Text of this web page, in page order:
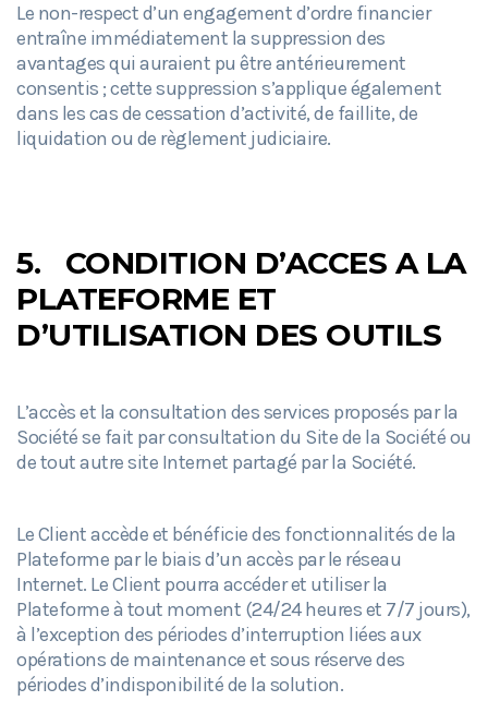
Le non-respect d’un engagement d’ordre financier
entraîne immédiatement la suppression des
avantages qui auraient pu être antérieurement
consentis ; cette suppression s’applique également
dans les cas de cessation d’activité, de faillite, de
liquidation ou de règlement judiciaire.
5.
CONDITION D’ACCES A LA
PLATEFORME ET
D’UTILISATION DES OUTILS
L’accès et la consultation des services proposés par la
Société se fait par consultation du Site de la Société ou
de tout autre site Internet partagé par la Société.
Le Client accède et bénéficie des fonctionnalités de la
Plateforme par le biais d’un accès par le réseau
Internet. Le Client pourra accéder et utiliser la
Plateforme à tout moment (24/24 heures et 7/7 jours),
à l’exception des périodes d’interruption liées aux
opérations de maintenance et sous réserve des
périodes d’indisponibilité de la solution.